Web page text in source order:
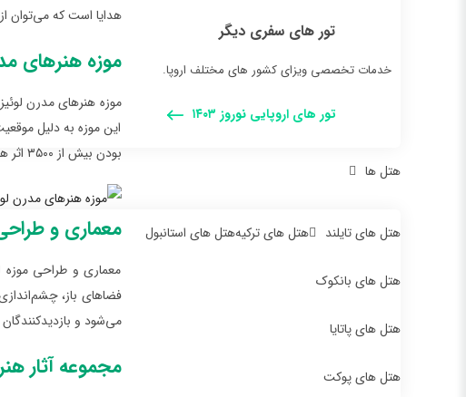
تور های سفری دیگر
خدمات تخصصی ویزای کشور های مختلف اروپا.
تور های اروپایی نوروز ۱۴۰۳
هتل ها
هتل های تایلند
هتل های بانکوک
هتل های پاتایا
هتل های پوکت
هتل های ترکیههتل های استانبول
هدایا است که می‌توان
موزه هنرهای
موزه هنرهای مدرن
این موزه به دلیل
بودن بیش از ۳۵۰۰ اثر هنری به یکی از بزرگ‌ترین و پربازدیدترین موزه‌های هنر مدرن تبدیل شده است.
معماری و
معماری و طراحی موزه
فضاهای باز،
می‌شود و
مجموعه آثار